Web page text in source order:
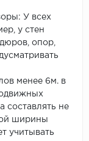
У всех
у стен
опор,
менее 6м. в
составлять не
ширины
учитывать